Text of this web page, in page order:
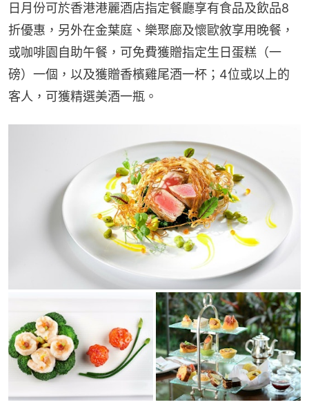
日月份可於香港港麗酒店指定餐廳享有食品及飲品8
折優惠，另外在金葉庭、樂聚廊及懷歐敘享用晚餐，
或咖啡園自助午餐，可免費獲贈指定生日蛋糕（一
磅）一個，以及獲贈香檳雞尾酒一杯；4位或以上的
客人，可獲精選美酒一瓶。